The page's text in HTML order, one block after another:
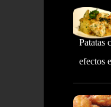
Patatas
efectos